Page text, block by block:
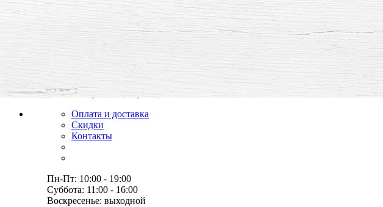
все для творчества и хобби,
товары, мастер-классы, идеи
Оплата и доставка
Скидки
Контакты
Пн-Пт: 10:00 - 19:00
Суббота: 11:00 - 16:00
Воскресенье: выходной